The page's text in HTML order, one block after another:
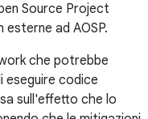
Source Project
ad AOSP.
che potrebbe
eseguire codice
sull'effetto che lo